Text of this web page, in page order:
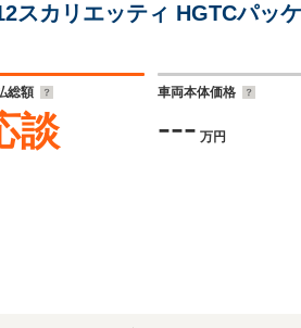
スカリエッティ HGTCパッ
総額
談
車両本体価格
--- 万円